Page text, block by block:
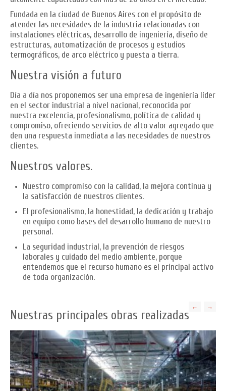
Fundada en la ciudad de Buenos Aires con el propósito de
atender las necesidades de la industria relacionadas con
instalaciones eléctricas, desarrollo de ingeniería, diseño de
estructuras, automatización de procesos y estudios
termográficos, de arco eléctrico y puesta a tierra.
Nuestra visión a futuro
Día a día nos proponemos ser una empresa de ingeniería líder
en el sector industrial a nivel nacional, reconocida por
nuestra excelencia, profesionalismo, política de calidad y
compromiso, ofreciendo servicios de alto valor agregado que
den una respuesta inmediata a las necesidades de nuestros
clientes.
Nuestros valores.
Nuestro compromiso con la calidad, la mejora continua y
la satisfacción de nuestros clientes.
El profesionalismo, la honestidad, la dedicación y trabajo
en equipo como bases del desarrollo humano de nuestro
personal.
La seguridad industrial, la prevención de riesgos
laborales y cuidado del medio ambiente, porque
entendemos que el recurso humano es el principal activo
de toda organización.
Nuestras principales obras realizadas
← →